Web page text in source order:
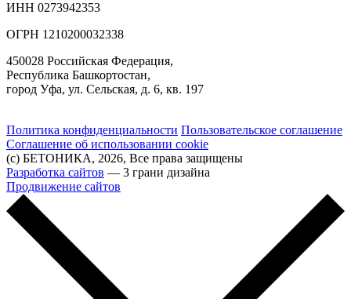
ИНН 0273942353
ОГРН 1210200032338
450028 Российская Федерация,
Республика Башкортостан,
город Уфа, ул. Сельская, д. 6, кв. 197
Политика конфиденциальности Пользовательское соглашение
Соглашение об использовании cookie
(с) БЕТОНИКА, 2026, Все права защищены
Разработка сайтов — 3 грани дизайна
Продвижение сайтов